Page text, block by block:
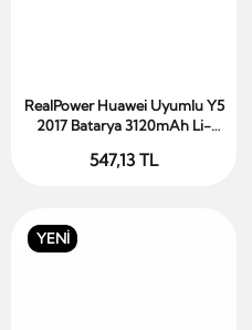
Sepete Ekle
RealPower Huawei Uyumlu Y5
2017 Batarya 3120mAh Li-
547,13 TL
YENİ